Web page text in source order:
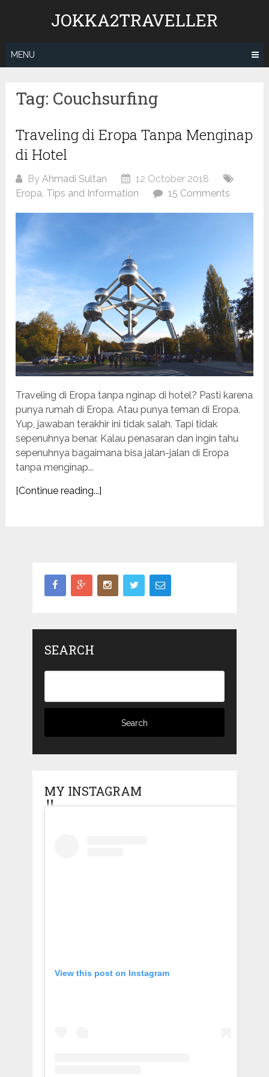
JOKKA2TRAVELLER
MENU
Tag: Couchsurfing
Traveling di Eropa Tanpa Menginap
di Hotel
ByAhmadi Sultan
12 October 2018
Eropa, Tips and Information 15 Comments
Traveling di Eropa tanpa nginap di hotel? Pasti karena
punya rumah di Eropa. Atau punya teman di Eropa.
Yup, jawaban terakhir ini tidak salah. Tapi tidak
sepenuhnya benar. Kalau penasaran dan ingin tahu
sepenuhnya bagaimana bisa jalan-jalan di Eropa
tanpa menginap...
[Continue reading...]
SEARCH
MY INSTAGRAM
View this post on Instagram